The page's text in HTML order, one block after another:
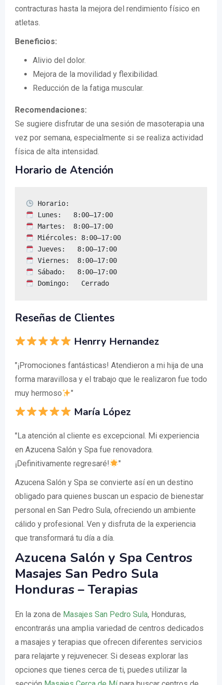
contracturas hasta la mejora del rendimiento físico en
atletas.
Beneficios:
Alivio del dolor.
Mejora de la movilidad y flexibilidad.
Reducción de la fatiga muscular.
Recomendaciones:
Se sugiere disfrutar de una sesión de masoterapia una
vez por semana, especialmente si se realiza actividad
física de alta intensidad.
Horario de Atención
Domingo:   Cerrado
Reseñas de Clientes
Henrry Hernandez
"¡Promociones fantásticas! Atendieron a mi hija de una
forma maravillosa y el trabajo que le realizaron fue todo
muy hermoso
"
María López
"La atención al cliente es excepcional. Mi experiencia
en Azucena Salón y Spa fue renovadora.
¡Definitivamente regresaré!
"
Azucena Salón y Spa se convierte así en un destino
obligado para quienes buscan un espacio de bienestar
personal en San Pedro Sula, ofreciendo un ambiente
cálido y profesional. Ven y disfruta de la experiencia
que transformará tu día a día.
Azucena Salón y Spa Centros
Masajes San Pedro Sula
Honduras – Terapias
En la zona de Masajes San Pedro Sula, Honduras,
encontrarás una amplia variedad de centros dedicados
a masajes y terapias que ofrecen diferentes servicios
para relajarte y rejuvenecer. Si deseas explorar las
opciones que tienes cerca de ti, puedes utilizar la